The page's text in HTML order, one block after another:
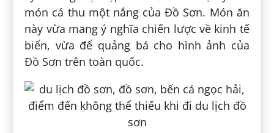
món cá thu một nắng của Đồ Sơn. Món ăn
này vừa mang ý nghĩa chiến lược về kinh tế
biển, vừa để quảng bá cho hình ảnh của
Đồ Sơn trên toàn quốc.